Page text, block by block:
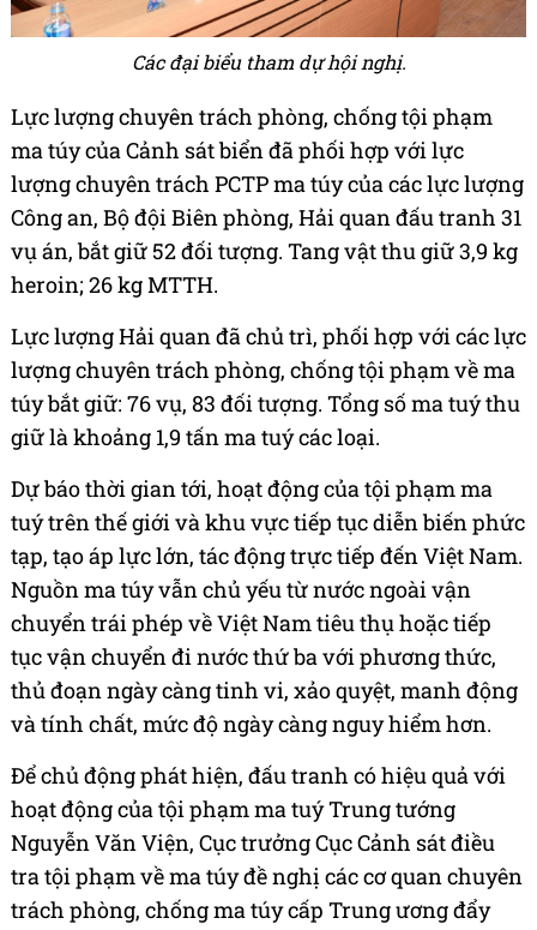
Các đại biểu tham dự hội nghị.
Lực lượng chuyên trách phòng, chống tội phạm
ma túy của Cảnh sát biển đã phối hợp với lực
lượng chuyên trách PCTP ma túy của các lực lượng
Công an, Bộ đội Biên phòng, Hải quan đấu tranh 31
vụ án, bắt giữ 52 đối tượng. Tang vật thu giữ 3,9 kg
heroin; 26 kg MTTH.
Lực lượng Hải quan đã chủ trì, phối hợp với các lực
lượng chuyên trách phòng, chống tội phạm về ma
túy bắt giữ: 76 vụ, 83 đối tượng. Tổng số ma tuý thu
giữ là khoảng 1,9 tấn ma tuý các loại.
Dự báo thời gian tới, hoạt động của tội phạm ma
tuý trên thế giới và khu vực tiếp tục diễn biến phức
tạp, tạo áp lực lớn, tác động trực tiếp đến Việt Nam.
Nguồn ma túy vẫn chủ yếu từ nước ngoài vận
chuyển trái phép về Việt Nam tiêu thụ hoặc tiếp
tục vận chuyển đi nước thứ ba với phương thức,
thủ đoạn ngày càng tinh vi, xảo quyệt, manh động
và tính chất, mức độ ngày càng nguy hiểm hơn.
Để chủ động phát hiện, đấu tranh có hiệu quả với
hoạt động của tội phạm ma tuý Trung tướng
Nguyễn Văn Viện, Cục trưởng Cục Cảnh sát điều
tra tội phạm về ma túy đề nghị các cơ quan chuyên
trách phòng, chống ma túy cấp Trung ương đẩy